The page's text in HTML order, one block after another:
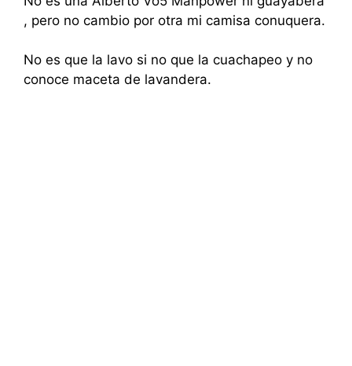
, pero no cambio por otra mi camisa conuquera.
No es que la lavo si no que la cuachapeo y no
conoce maceta de lavandera.